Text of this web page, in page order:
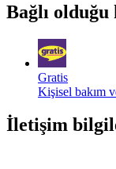
Bağlı
Gratis
Kişisel bakım
İletişim